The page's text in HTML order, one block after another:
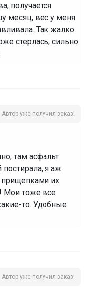
получается
месяц, вес у меня
Так жалко.
стерлась, сильно
Автор уже получил заказ!
там асфальт
я аж
прищепками их
Мои тоже все
то. Удобные
Автор уже получил заказ!